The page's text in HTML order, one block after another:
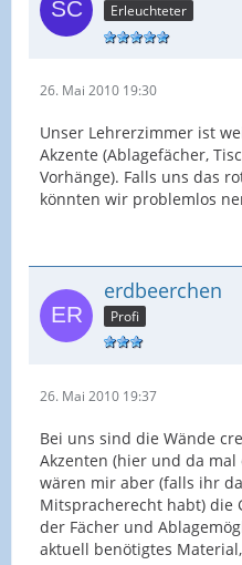
Erleuchteter
26. Mai 2010 19:30
Unser Lehrerzimmer ist
Akzente (Ablagefächer,
Vorhänge). Falls uns das
könnten wir problemlos
erdbeerchen
Profi
26. Mai 2010 19:37
Bei uns sind die Wände
Akzenten (hier und da
wären mir aber (falls ihr
Mitspracherecht habt) die
der Fächer und
aktuell benötigtes